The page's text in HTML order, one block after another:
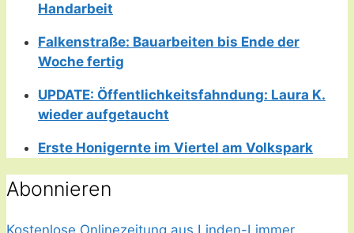
Handarbeit
Falkenstraße: Bauarbeiten bis Ende der
Woche fertig
UPDATE: Öffentlichkeitsfahndung: Laura K.
wieder aufgetaucht
Erste Honigernte im Viertel am Volkspark
Abonnieren
Kostenlose Onlinezeitung aus Linden-Limmer